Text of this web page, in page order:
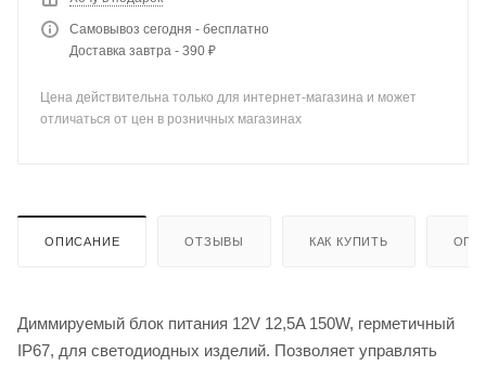
Самовывоз сегодня - бесплатно
Доставка завтра - 390 ₽
Цена действительна только для интернет-магазина и может
отличаться от цен в розничных магазинах
ОПИСАНИЕ ОТЗЫВЫ КАК КУПИТЬ
Диммируемый блок питания 12V 12,5A 150W, герметичный
IP67, для светодиодных изделий. Позволяет управлять